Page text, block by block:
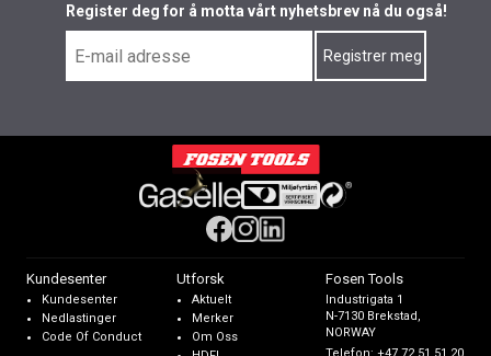
Register deg for å motta vårt nyhetsbrev nå du også!
Kundesenter
Kundesenter
Nedlastinger
Code Of Conduct
Utforsk
Aktuelt
Merker
Om Oss
Fosen Tools
Industrigata 1
N-7130 Brekstad,
NORWAY